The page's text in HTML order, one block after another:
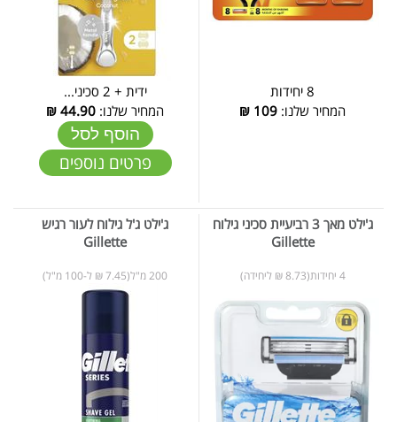
8 יחידות
המחיר שלנו: 109
₪
ידית + 2 סכיני...
המחיר שלנו: 44.90
₪
הוסף לסל
פרטים נוספים
ג'ילט מאך 3 רביעיית סכיני גילוח
Gillette
4 יחידות(8.73 ₪ ליחידה)
ג'ילט ג'ל גילוח לעור רגיש
Gillette
200 מ"ל(7.45 ₪ ל-100 מ"ל)